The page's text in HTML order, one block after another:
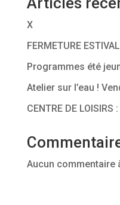
X
FERMETURE
Programmes été
Atelier sur l’eau !
CENTRE DE
Aucun commentaire